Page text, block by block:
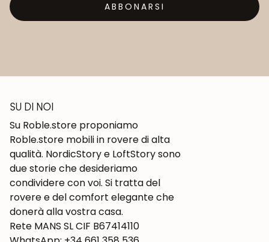
ABBONARSI
SU DI NOI
Su Roble.store proponiamo
Roble.store mobili in rovere di alta
qualità. NordicStory e LoftStory sono
due storie che desideriamo
condividere con voi. Si tratta del
rovere e del comfort elegante che
donerà alla vostra casa.
Rete MANS SL CIF B67414110